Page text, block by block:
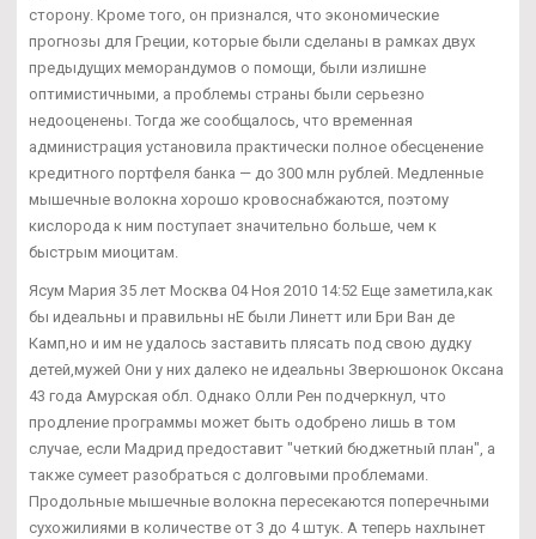
сторону. Кроме того, он признался, что экономические
прогнозы для Греции, которые были сделаны в рамках двух
предыдущих меморандумов о помощи, были излишне
оптимистичными, а проблемы страны были серьезно
недооценены. Тогда же сообщалось, что временная
администрация установила практически полное обесценение
кредитного портфеля банка — до 300 млн рублей. Медленные
мышечные волокна хорошо кровоснабжаются, поэтому
кислорода к ним поступает значительно больше, чем к
быстрым миоцитам.
Ясум Мария 35 лет Москва 04 Ноя 2010 14:52 Еще заметила,как
бы идеальны и правильны нЕ были Линетт или Бри Ван де
Камп,но и им не удалось заставить плясать под свою дудку
детей,мужей Они у них далеко не идеальны Зверюшонок Оксана
43 года Амурская обл. Однако Олли Рен подчеркнул, что
продление программы может быть одобрено лишь в том
случае, если Мадрид предоставит "четкий бюджетный план", а
также сумеет разобраться с долговыми проблемами.
Продольные мышечные волокна пересекаются поперечными
сухожилиями в количестве от 3 до 4 штук. А теперь нахлынет